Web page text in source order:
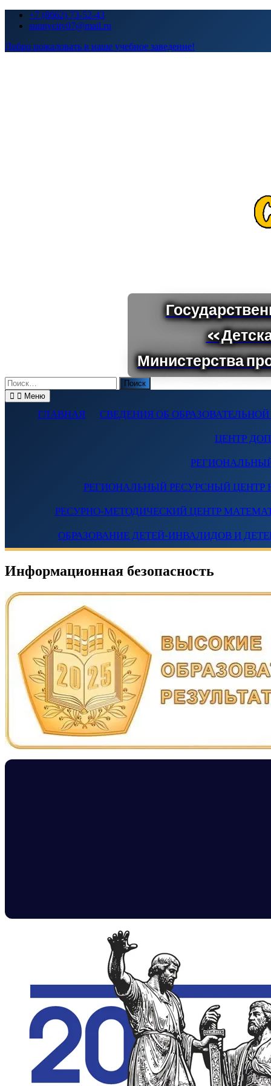
Перейти+7 (8662) 73-52-43
sunnycity07@mail.ru
Добро пожаловать в наше учебное заведение!
Поиск
по:
Меню
ГЛАВНАЯ СВЕДЕНИЯ ОБ
ЦЕНТР
РЕГИОНАЛЬНЫЙ РЕСУРСНЫЙ
РЕСУРНО-МЕТОДИЧЕСКИЙ ЦЕНТР
ОБРАЗОВАНИЕ ДЕТЕЙ-ИНВАЛИДОВ И
Информационная безопасность